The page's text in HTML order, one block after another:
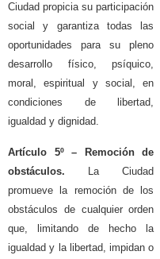
Ciudad propicia su participación
social y garantiza todas las
oportunidades para su pleno
desarrollo físico, psíquico,
moral, espiritual y social, en
condiciones de libertad,
igualdad y dignidad.
Artículo 5º – Remoción de
obstáculos. La Ciudad
promueve la remoción de los
obstáculos de cualquier orden
que, limitando de hecho la
igualdad y la libertad, impidan o